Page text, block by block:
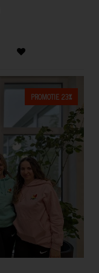
PROMOTIE 23%